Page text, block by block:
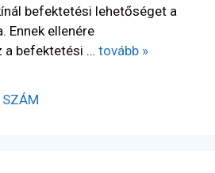
befektetési lehetőséget a
Ennek ellenére
a befektetési … tovább »
SZÁM